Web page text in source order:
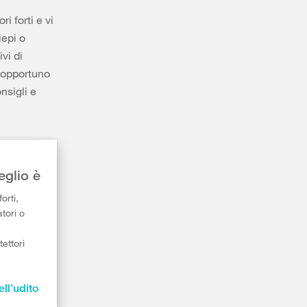
forti e vi
o
di
e
è
o